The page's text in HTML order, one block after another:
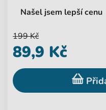
Našel jsem lepší cenu
199 Kč
89,9 Kč